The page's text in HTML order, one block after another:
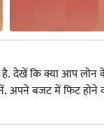
देखें कि क्या आप लोन
अपने बजट में फिट